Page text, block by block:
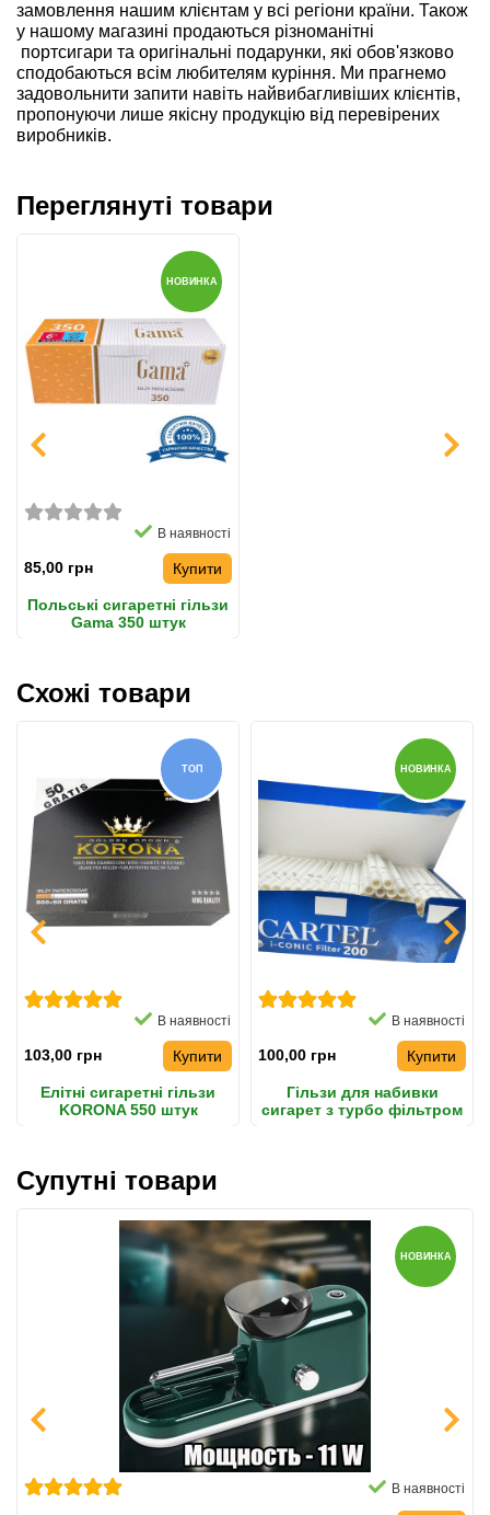
замовлення нашим клієнтам у всі регіони країни. Також
у нашому магазині продаються різноманітні
портсигари та оригінальні подарунки, які обов'язково
сподобаються всім любителям куріння. Ми прагнемо
задовольнити запити навіть найвибагливіших клієнтів,
пропонуючи лише якісну продукцію від перевірених
виробників.
Переглянуті товари
НОВИНКА
В наявності
85,00 грн Купити
Польські сигаретні гільзи
Gama 350 штук
Схожі товари
ТОП
В наявності
103,00 грн Купити
Елітні сигаретні гільзи
KORONA 550 штук
НОВИНКА
В наявності
100,00 грн Купити
Гільзи для набивки
сигарет з турбо фільтром
Супутні товари
НОВИНКА
В наявності